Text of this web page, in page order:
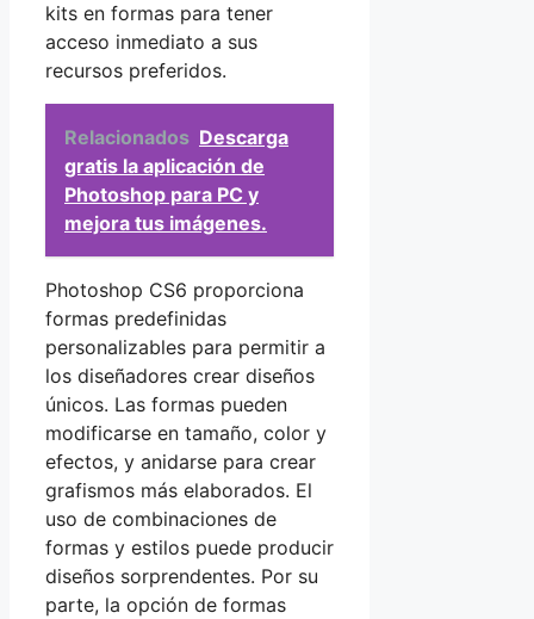
kits en formas para tener
acceso inmediato a sus
recursos preferidos.
Relacionados Descarga
gratis la aplicación de
Photoshop para PC y
mejora tus imágenes.
Photoshop CS6 proporciona
formas predefinidas
personalizables para permitir a
los diseñadores crear diseños
únicos. Las formas pueden
modificarse en tamaño, color y
efectos, y anidarse para crear
grafismos más elaborados. El
uso de combinaciones de
formas y estilos puede producir
diseños sorprendentes. Por su
parte, la opción de formas